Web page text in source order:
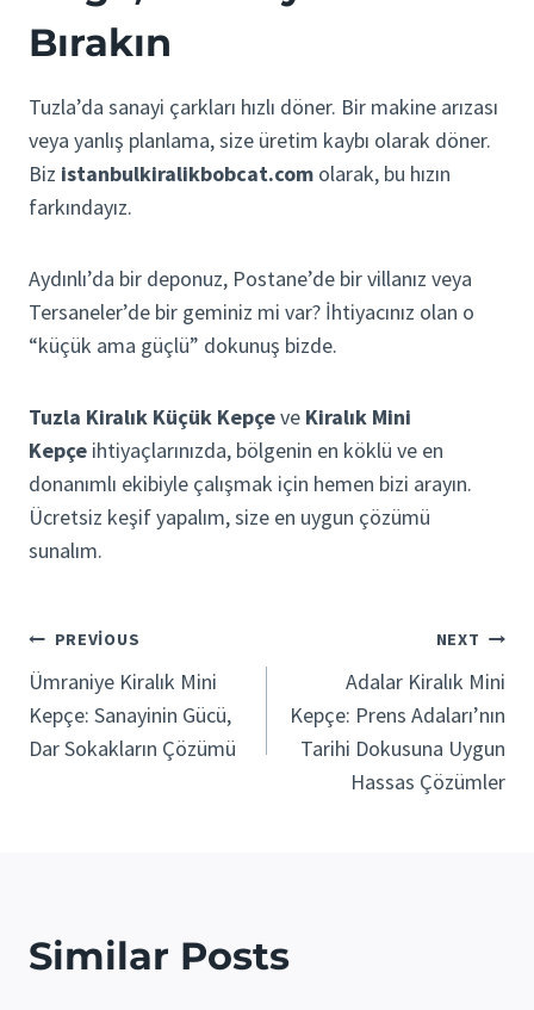
Bırakın
Tuzla’da sanayi çarkları hızlı döner. Bir makine arızası
veya yanlış planlama, size üretim kaybı olarak döner.
Biz istanbulkiralikbobcat.com olarak, bu hızın
farkındayız.
Aydınlı’da bir deponuz, Postane’de bir villanız veya
Tersaneler’de bir geminiz mi var? İhtiyacınız olan o
“küçük ama güçlü” dokunuş bizde.
Tuzla Kiralık Küçük Kepçeve Kiralık Mini
Kepçe ihtiyaçlarınızda, bölgenin en köklü ve en
donanımlı ekibiyle çalışmak için hemen bizi arayın.
Ücretsiz keşif yapalım, size en uygun çözümü
sunalım.
Yazı
gezinmesi
PREVIOUS
Ümraniye Kiralık Mini
Kepçe: Sanayinin Gücü,
Dar Sokakların Çözümü
NEXT
Adalar Kiralık Mini
Kepçe: Prens Adaları’nın
Tarihi Dokusuna Uygun
Hassas Çözümler
Similar Posts